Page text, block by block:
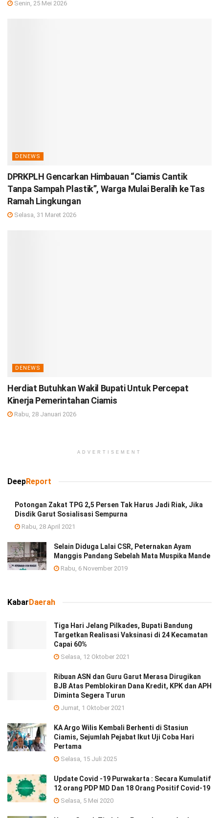
Senin, 25 Mei 2026
DENEWS
DPRKPLH Gencarkan Himbauan “Ciamis Cantik
Tanpa Sampah Plastik”, Warga Mulai Beralih ke Tas
Ramah Lingkungan
Selasa, 31 Maret 2026
DENEWS
Herdiat Butuhkan Wakil Bupati Untuk Percepat
Kinerja Pemerintahan Ciamis
Rabu, 28 Januari 2026
ADVERTISEMENT
DeepReport
Potongan Zakat TPG 2,5 Persen Tak Harus Jadi Riak, Jika
Disdik Garut Sosialisasi Sempurna
Rabu, 28 April 2021
Selain Diduga Lalai CSR, Peternakan Ayam
Manggis Pandang Sebelah Mata Muspika Mande
Rabu, 6 November 2019
KabarDaerah
Tiga Hari Jelang Pilkades, Bupati Bandung
Targetkan Realisasi Vaksinasi di 24 Kecamatan
Capai 60%
Selasa, 12 Oktober 2021
Ribuan ASN dan Guru Garut Merasa Dirugikan
BJB Atas Pemblokiran Dana Kredit, KPK dan APH
Diminta Segera Turun
Jumat, 1 Oktober 2021
KA Argo Wilis Kembali Berhenti di Stasiun
Ciamis, Sejumlah Pejabat Ikut Uji Coba Hari
Pertama
Selasa, 15 Juli 2025
Update Covid -19 Purwakarta : Secara Kumulatif
12 orang PDP MD Dan 18 Orang Positif Covid-19
Selasa, 5 Mei 2020